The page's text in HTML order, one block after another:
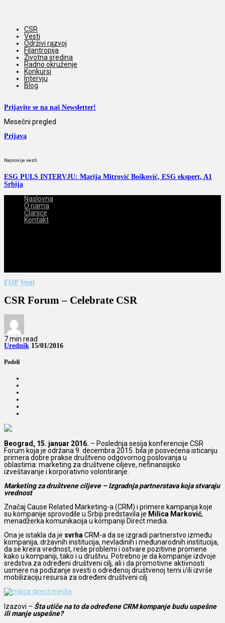
CSR
Vesti
Održivi razvoj
Filantropija
Životna sredina
Radno okruženje
Konkursi
Intervju
Blog
Prijavite se na naš Newsletter!
Mesečni pregled
Prijava
Najnovije vesti
ESG PULS INTERVJU: Marija Mitrović Bošković, ESG ekspert, A1
Srbija
Naslovna
O nama
Članice
Kontakt
FOP Vesti
CSR Forum – Celebrate CSR
7 min read
Urednik 15/01/2016
Podeli
Beograd, 15. januar 2016. – Poslednja sesija konferencije CSR
Forum koja je održana 9. decembra 2015. bila je posvećena isticanju
primera dobre prakse društveno odgovornog poslovanja u
oblastima: marketing za društvene ciljeve, nefinansijsko
izveštavanje i korporativno volontiranje.
Marketing za društvene ciljeve – Izgradnja partnerstava koja stvaraju
vrednost
Značaj Cause Related Marketing-a (CRM) i primere kampanja koje
su kompanije sprovodile u Srbiji predstavila je Milica Marković,
menadžerka komunikacija u kompaniji Direct media.
Ona je istakla da je svrha CRM-a da se izgradi partnerstvo između
kompanija, državnih institucija, nevladinih i međunarodnih institucija,
da se kreira vrednost, reše problemi i ostvare pozitivne promene
kako u kompaniji, tako i u društvu. Potrebno je da kompanije izdvoje
sredstva za određeni društveni cilj, ali i da promotivne aktivnosti
usmere na podizanje svesti o određenoj društvenoj temi i/ili izvrše
mobilizaciju resursa za određeni društveni cilj.
Izazovi – Šta utiče na to da određene CRM kompanje budu uspešne
ili manje uspešne?